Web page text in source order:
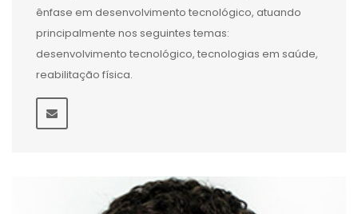
ênfase em desenvolvimento tecnológico, atuando
principalmente nos seguintes temas:
desenvolvimento tecnológico, tecnologias em saúde,
reabilitação física.